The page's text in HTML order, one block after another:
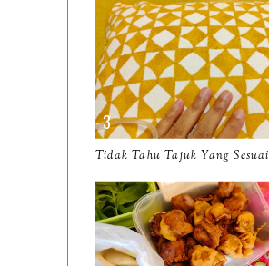
2024130
December19
November12
October10
August9
July 12
Tidak Tahu Tajuk Yang Sesuai